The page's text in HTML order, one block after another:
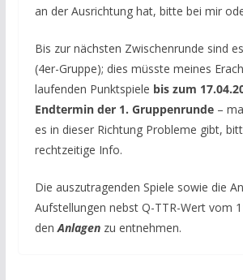
an der Ausrichtung hat, bitte bei mir
Bis zur nächsten Zwischenrunde sind
(4er-Gruppe); dies müsste meines
laufenden Punktspiele bis zum
Endtermin der 1. Gruppenrunde –
es in dieser Richtung Probleme gibt,
rechtzeitige Info.
Die auszutragenden Spiele sowie die
Aufstellungen nebst Q-TTR-Wert vom
denAnlagenzu entnehmen.